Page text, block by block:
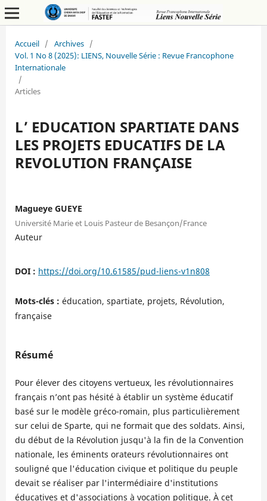
Accueil / Archives /
Vol. 1 No 8 (2025): LIENS, Nouvelle Série : Revue Francophone
Internationale
/
Articles
L’ EDUCATION SPARTIATE DANS
LES PROJETS EDUCATIFS DE LA
REVOLUTION FRANÇAISE
Magueye GUEYE
Université Marie et Louis Pasteur de Besançon/France
Auteur
DOI : https://doi.org/10.61585/pud-liens-v1n808
Mots-clés : éducation, spartiate, projets, Révolution,
française
Résumé
Pour élever des citoyens vertueux, les révolutionnaires
français n’ont pas hésité à établir un système éducatif
basé sur le modèle gréco-romain, plus particulièrement
sur celui de Sparte, qui ne formait que des soldats. Ainsi,
du début de la Révolution jusqu'à la fin de la Convention
nationale, les éminents orateurs révolutionnaires ont
souligné que l'éducation civique et politique du peuple
devait se réaliser par l'intermédiaire d'institutions
éducatives et d'associations à vocation politique. À cet